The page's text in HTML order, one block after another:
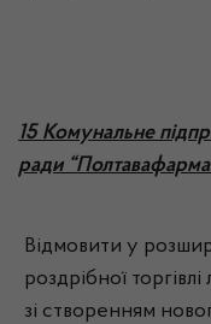
15 Комунальне
ради
Відмовити у
роздрібної
зі створенням